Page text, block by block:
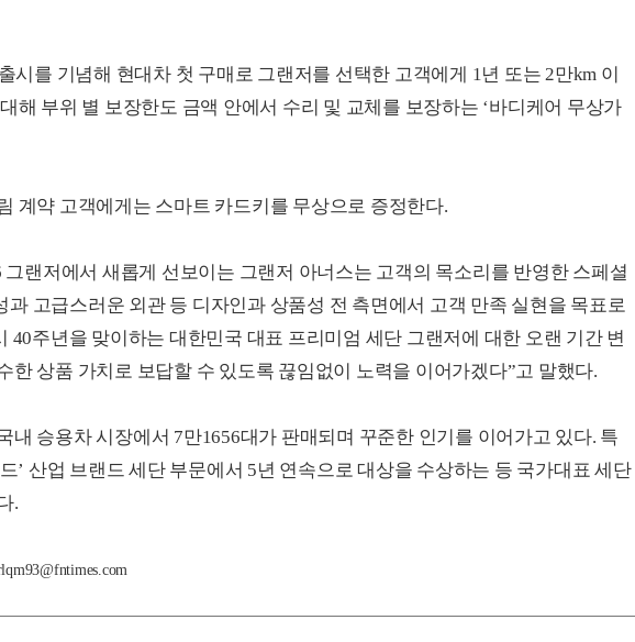
시를 기념해 현대차 첫 구매로 그랜저를 선택한 고객에게 1년 또는 2만km 이
해 부위 별 보장한도 금액 안에서 수리 및 교체를 보장하는 ‘바디케어 무상가
계약 고객에게는 스마트 카드키를 무상으로 증정한다.
그랜저에서 새롭게 선보이는 그랜저 아너스는 고객의 목소리를 반영한 스페셜
과 고급스러운 외관 등 디자인과 상품성 전 측면에서 고객 만족 실현을 목표로
40주년을 맞이하는 대한민국 대표 프리미엄 세단 그랜저에 대한 오랜 기간 변
한 상품 가치로 보답할 수 있도록 끊임없이 노력을 이어가겠다”고 말했다.
내 승용차 시장에서 7만1656대가 판매되며 꾸준한 인기를 이어가고 있다. 특
’ 산업 브랜드 세단 부문에서 5년 연속으로 대상을 수상하는 등 국가대표 세단
.